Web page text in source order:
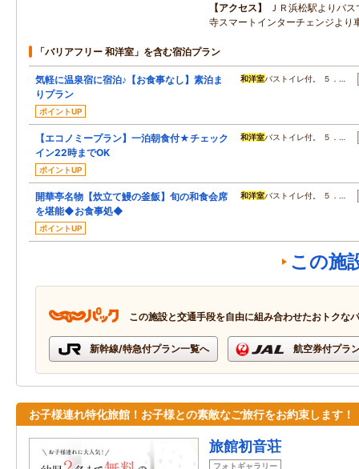
アクセス
ＪＲ浜松駅よりバ
寺スマートインターチェンジより
「バリアフリー 和洋室」を含む宿泊プラン
気軽に温泉宿に宿泊♪【お食事なし】素泊ま
りプラン
ポイントUP
和洋室バストイレ付。 ５．…
【エコノミープラン】一泊朝食付★チェック
イン22時までOK
ポイントUP
和洋室バストイレ付。 ５．…
開華亭名物【炊立て鰻の釜飯】旬の和食会席
を堪能◆お食事処◆
ポイントUP
和洋室バストイレ付。 ５．…
この施
この施設と交通手段を自由に組み合わせたおトクな
新幹線/特急付プラン一覧へ 航空券付プラ
お子様連れ特化旅館！お子様との素敵なご旅行をお約束します！
旅館初音荘
フォトギャラリー